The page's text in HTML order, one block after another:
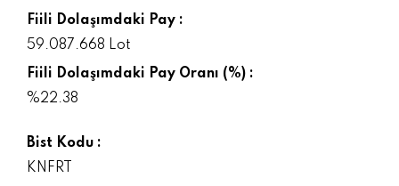
Fiili Dolaşımdaki Pay :
59.087.668 Lot
Fiili Dolaşımdaki Pay Oranı (%) :
%22.38
Bist Kodu :
KNFRT